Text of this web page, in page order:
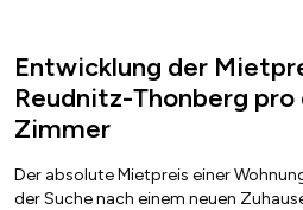
Entwicklung der
Reudnitz-Thonberg pro
Zimmer
Der absolute Mietpreis einer
der Suche nach einem neuen